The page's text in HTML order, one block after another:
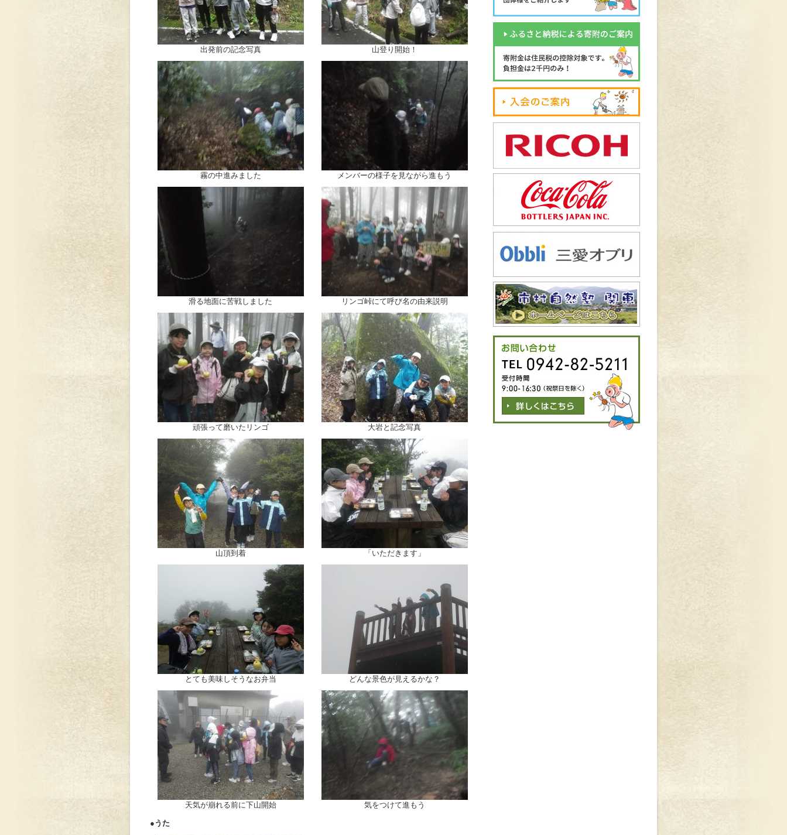
出発前の記念写真 山登り開始！
霧の中進みました メンバーの様子を見ながら進もう
滑る地面に苦戦しました リンゴ峠にて呼び名の由来説明
頑張って磨いたリンゴ 大岩と記念写真
山頂到着 「いただきます」
とても美味しそうなお弁当 どんな景色が見えるかな？
天気が崩れる前に下山開始 気をつけて進もう
●うた